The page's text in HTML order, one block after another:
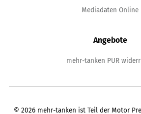
Mediadaten Online
Angebote
mehr-tanken PUR
© 2026 mehr-tanken ist Teil der Motor